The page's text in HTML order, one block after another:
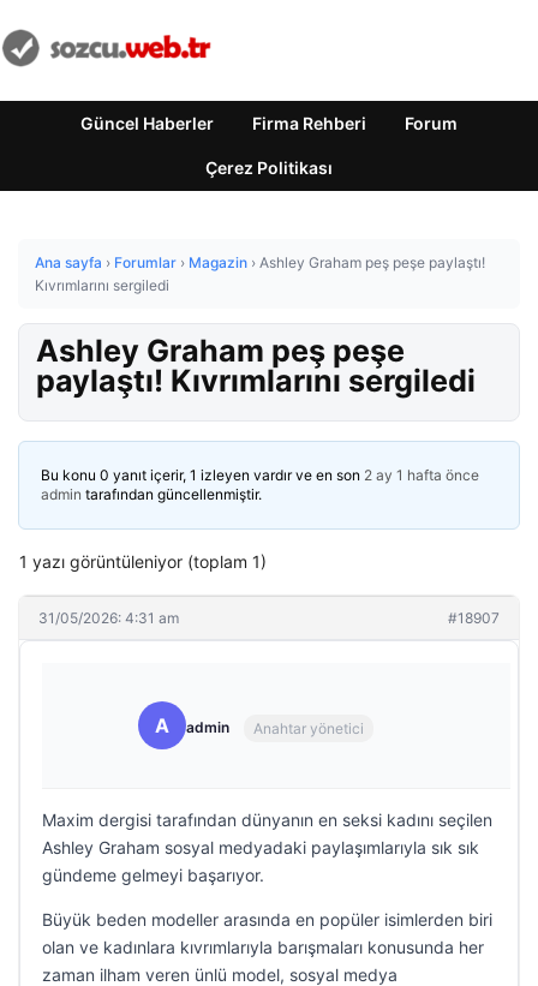
Güncel Haberler Firma Rehberi Forum
Çerez Politikası
Ana sayfa › Forumlar › Magazin › Ashley Graham peş peşe paylaştı!
Kıvrımlarını sergiledi
Ashley Graham peş peşe
paylaştı! Kıvrımlarını sergiledi
Bu konu 0 yanıt içerir, 1 izleyen vardır ve en son 2 ay 1 hafta önce
admin tarafından güncellenmiştir.
1 yazı görüntüleniyor (toplam 1)
31/05/2026: 4:31 am #18907
A admin Anahtar yönetici
Maxim dergisi tarafından dünyanın en seksi kadını seçilen
Ashley Graham sosyal medyadaki paylaşımlarıyla sık sık
gündeme gelmeyi başarıyor.
Büyük beden modeller arasında en popüler isimlerden biri
olan ve kadınlara kıvrımlarıyla barışmaları konusunda her
zaman ilham veren ünlü model, sosyal medya